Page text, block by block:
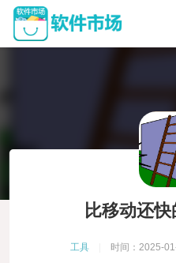
比移动还
工具 时间：2025-